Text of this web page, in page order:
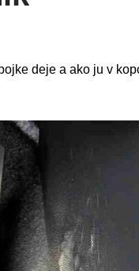
deje a ako ju v